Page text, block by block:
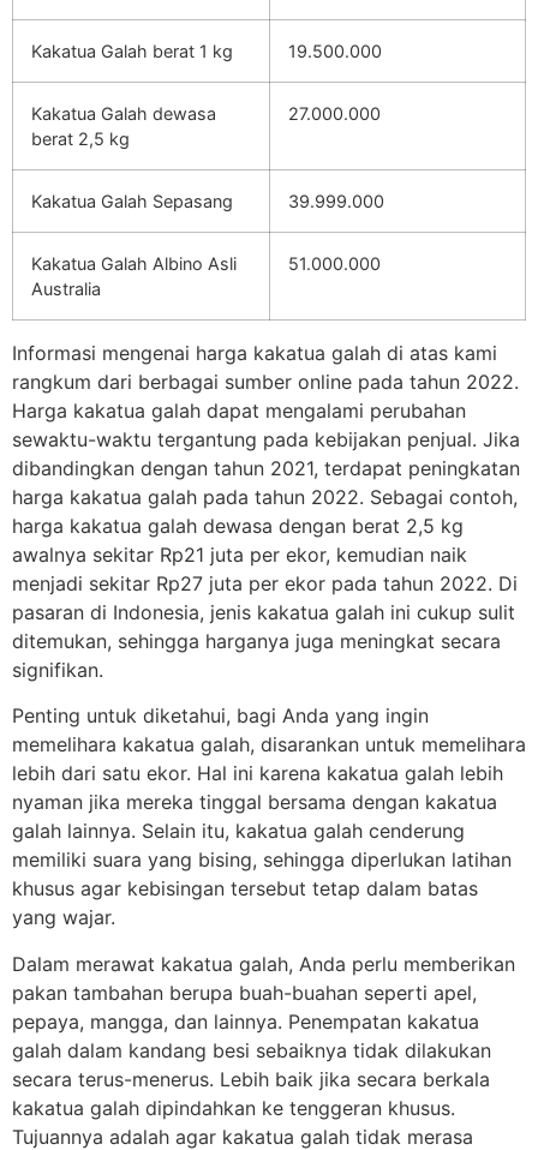
Kakatua Galah berat 1 kg 19.500.000
Kakatua Galah dewasa
berat 2,5 kg
27.000.000
Kakatua Galah Sepasang 39.999.000
Kakatua Galah Albino Asli
Australia
51.000.000
Informasi mengenai harga kakatua galah di atas kami
rangkum dari berbagai sumber online pada tahun 2022.
Harga kakatua galah dapat mengalami perubahan
sewaktu-waktu tergantung pada kebijakan penjual. Jika
dibandingkan dengan tahun 2021, terdapat peningkatan
harga kakatua galah pada tahun 2022. Sebagai contoh,
harga kakatua galah dewasa dengan berat 2,5 kg
awalnya sekitar Rp21 juta per ekor, kemudian naik
menjadi sekitar Rp27 juta per ekor pada tahun 2022. Di
pasaran di Indonesia, jenis kakatua galah ini cukup sulit
ditemukan, sehingga harganya juga meningkat secara
signifikan.
Penting untuk diketahui, bagi Anda yang ingin
memelihara kakatua galah, disarankan untuk memelihara
lebih dari satu ekor. Hal ini karena kakatua galah lebih
nyaman jika mereka tinggal bersama dengan kakatua
galah lainnya. Selain itu, kakatua galah cenderung
memiliki suara yang bising, sehingga diperlukan latihan
khusus agar kebisingan tersebut tetap dalam batas
yang wajar.
Dalam merawat kakatua galah, Anda perlu memberikan
pakan tambahan berupa buah-buahan seperti apel,
pepaya, mangga, dan lainnya. Penempatan kakatua
galah dalam kandang besi sebaiknya tidak dilakukan
secara terus-menerus. Lebih baik jika secara berkala
kakatua galah dipindahkan ke tenggeran khusus.
Tujuannya adalah agar kakatua galah tidak merasa